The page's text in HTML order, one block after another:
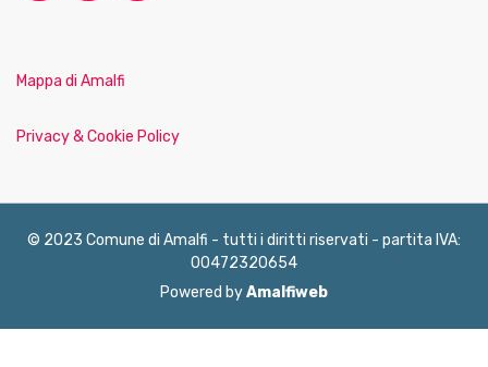
Mappa di Amalfi
Privacy & Cookie Policy
© 2023 Comune di Amalfi - tutti i diritti riservati - partita IVA:
00472320654
Powered byAmalfiweb